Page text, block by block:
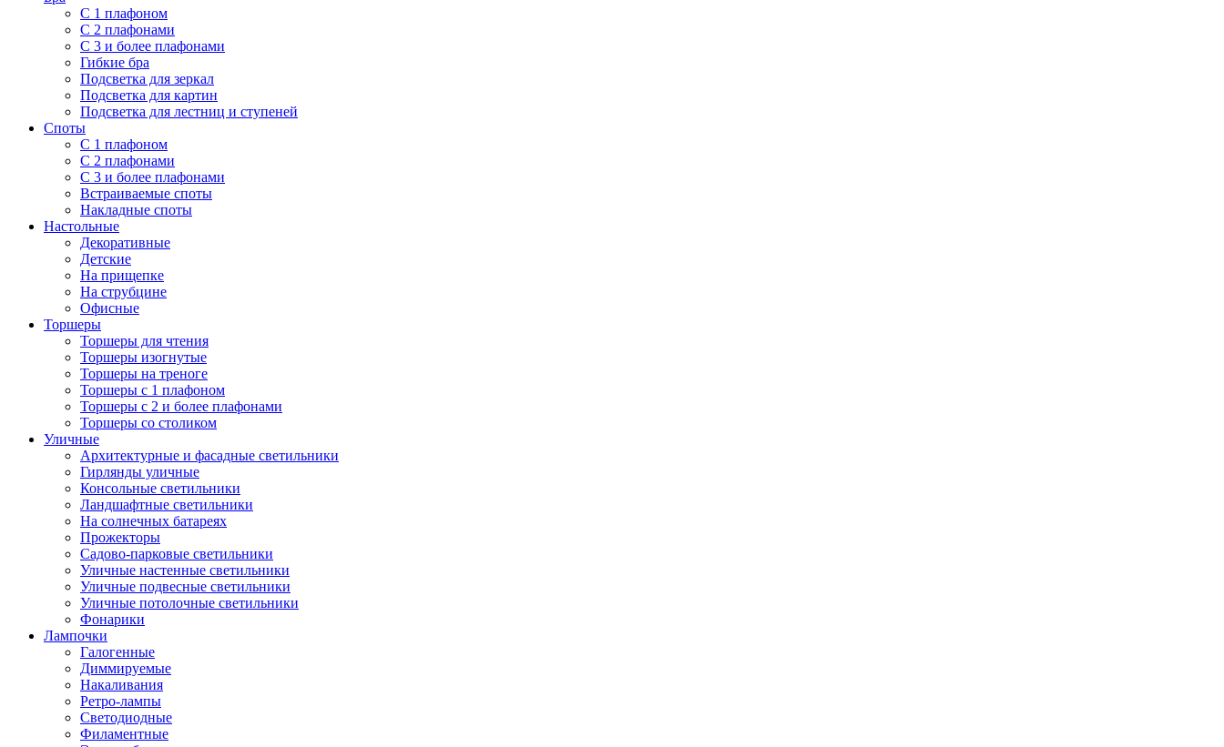
С 1 плафоном
С 2 плафонами
С 3 и более плафонами
Гибкие бра
Подсветка для зеркал
Подсветка для картин
Подсветка для лестниц и ступеней
Споты
С 1 плафоном
С 2 плафонами
С 3 и более плафонами
Встраиваемые споты
Накладные споты
Настольные
Декоративные
Детские
На прищепке
На струбцине
Офисные
Торшеры
Торшеры для чтения
Торшеры изогнутые
Торшеры на треноге
Торшеры с 1 плафоном
Торшеры с 2 и более плафонами
Торшеры со столиком
Уличные
Архитектурные и фасадные светильники
Гирлянды уличные
Консольные светильники
Ландшафтные светильники
На солнечных батареях
Прожекторы
Садово-парковые светильники
Уличные настенные светильники
Уличные подвесные светильники
Уличные потолочные светильники
Фонарики
Лампочки
Галогенные
Диммируемые
Накаливания
Ретро-лампы
Светодиодные
Филаментные